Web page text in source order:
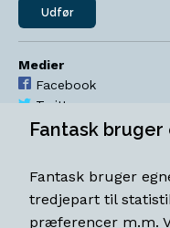
Udfør
Medier
Facebook
Twitter
YouTube
Åbningstider
Mandag-torsdag 11-18
Fantask
Fantask bruger
tredjepart til
præferencer m.m.